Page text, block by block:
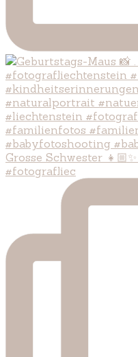
Grosse Schwester
#fotografliec